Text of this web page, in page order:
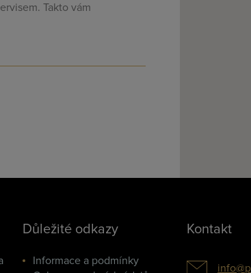
Takto vám
Důležité odkazy
Informace a podmínky
Kontakt